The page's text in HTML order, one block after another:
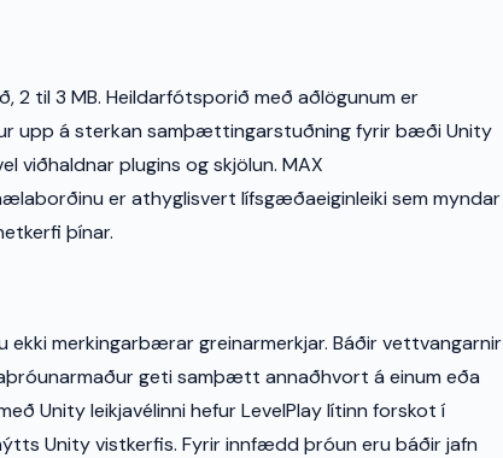
2 til 3 MB. Heildarfótsporið með aðlögunum er
upp á sterkan samþættingarstuðning fyrir bæði Unity
viðhaldnar plugins og skjölun. MAX
er athyglisvert lífsgæðaeiginleiki sem myndar
þínar.
merkingarbærar greinarmerkjar. Báðir vettvangarnir
geti samþætt annaðhvort á einum eða
Unity leikjavélinni hefur LevelPlay lítinn forskot í
Unity vistkerfis. Fyrir innfædd þróun eru báðir jafn